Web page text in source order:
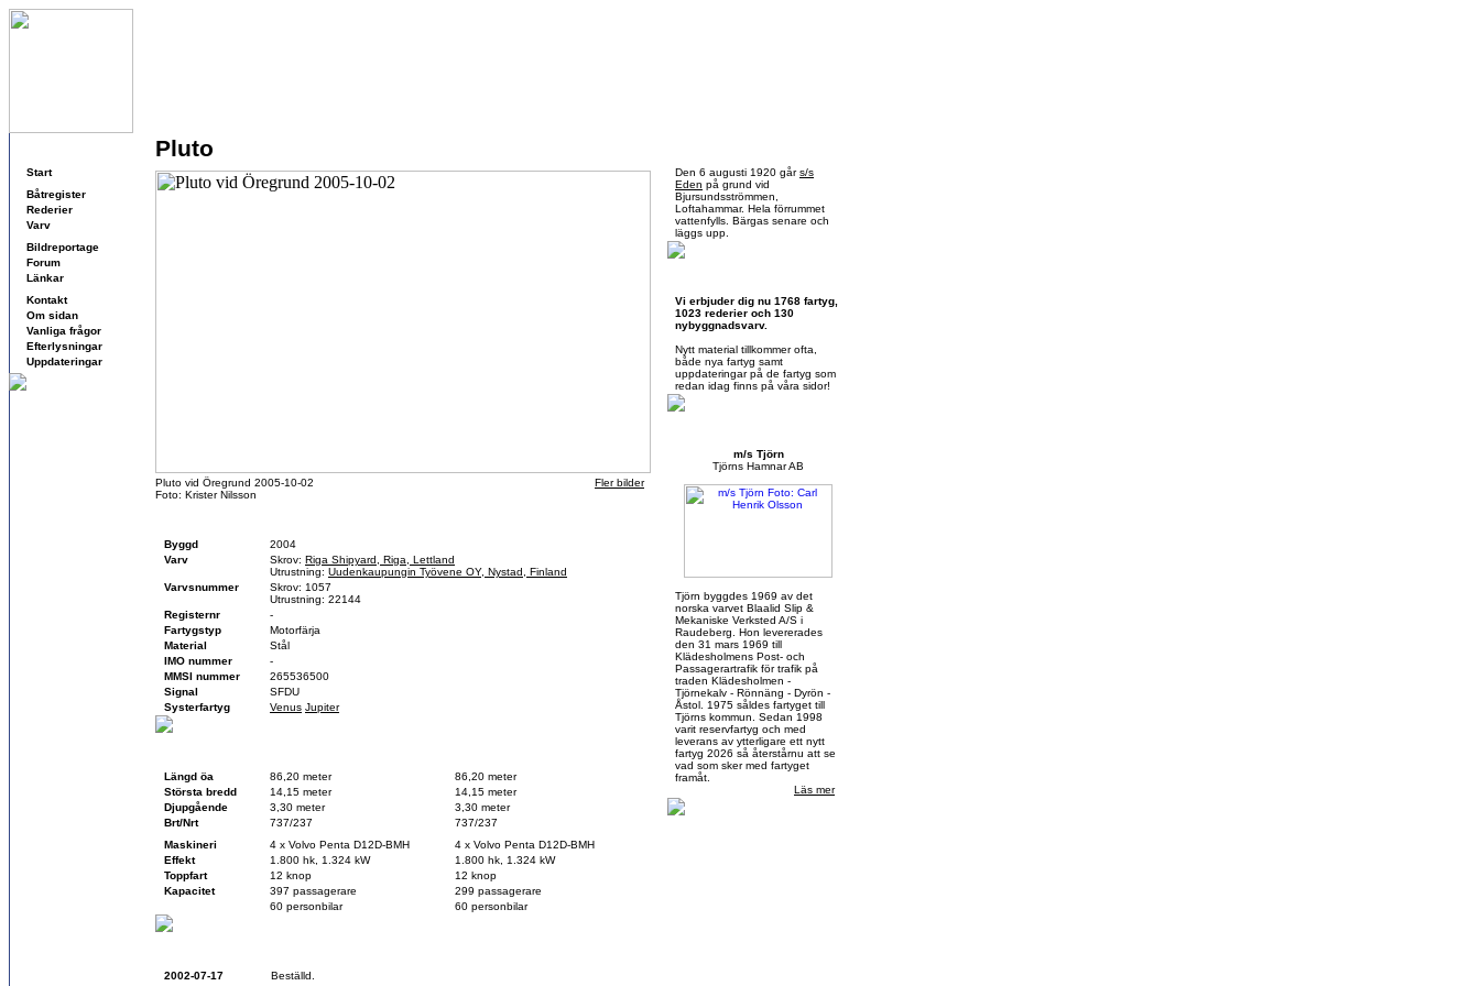
Start
Båtregister
Rederier
Varv
Bildreportage
Forum
Länkar
Kontakt
Om sidan
Vanliga frågor
Efterlysningar
Uppdateringar
Pluto
Pluto vid Öregrund 2005-10-02
Foto: Krister Nilsson
Fler bilder
Byggd
2004
Varv
Skrov: Riga Shipyard, Riga, Lettland
Utrustning: Uudenkaupungin Työvene OY, Nystad, Finland
Varvsnummer
Skrov: 1057
Utrustning: 22144
Registernr
-
Fartygstyp
Motorfärja
Material
Stål
IMO nummer
-
MMSI nummer
265536500
Signal
SFDU
Systerfartyg
Venus Jupiter
Längd öa
86,20 meter
86,20 meter
Största bredd
14,15 meter
14,15 meter
Djupgående
3,30 meter
3,30 meter
Brt/Nrt
737/237
737/237
Maskineri
4 x Volvo Penta D12D-BMH
4 x Volvo Penta D12D-BMH
Effekt
1.800 hk, 1.324 kW
1.800 hk, 1.324 kW
Toppfart
12 knop
12 knop
Kapacitet
397 passagerare
299 passagerare
60 personbilar
60 personbilar
2002-07-17
Beställd.
Den 6 augusti 1920 gårs/s
Eden på grund vid
Bjursundsströmmen,
Loftahammar. Hela förrummet
vattenfylls. Bärgas senare och
läggs upp.
Vi erbjuder dig nu 1768 fartyg,
1023 rederier och 130
nybyggnadsvarv.
Nytt material tillkommer ofta,
både nya fartyg samt
uppdateringar på de fartyg som
redan idag finns på våra sidor!
m/s Tjörn
Tjörns Hamnar AB
Tjörn byggdes 1969 av det
norska varvet Blaalid Slip &
Mekaniske Verksted A/S i
Raudeberg. Hon levererades
den 31 mars 1969 till
Klädesholmens Post- och
Passagerartrafik för trafik på
traden Klädesholmen -
Tjörnekalv - Rönnäng - Dyrön -
Åstol. 1975 såldes fartyget till
Tjörns kommun. Sedan 1998
varit reservfartyg och med
leverans av ytterligare ett nytt
fartyg 2026 så återstårnu att se
vad som sker med fartyget
framåt.
Läs mer